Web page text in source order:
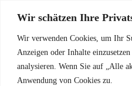
Wir schätzen Ihre
Wir verwenden Cookies, um Ihr
Anzeigen oder Inhalte
analysieren. Wenn Sie auf „Alle
Anwendung von Cookies zu.
Zum
springen
TRAP-